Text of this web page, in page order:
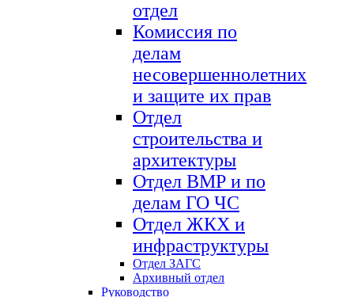
отдел
Комиссия по
делам
несовершеннолетних
и защите их прав
Отдел
строительства и
архитектуры
Отдел ВМР и по
делам ГО ЧС
Отдел ЖКХ и
инфраструктуры
Отдел ЗАГС
Архивный отдел
Руководство